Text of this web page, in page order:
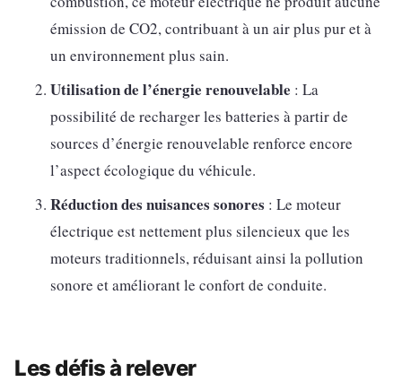
émission de CO2, contribuant à un air plus pur et à
un environnement plus sain.
Utilisation de l’énergie renouvelable : La
possibilité de recharger les batteries à partir de
sources d’énergie renouvelable renforce encore
l’aspect écologique du véhicule.
Réduction des nuisances sonores : Le moteur
électrique est nettement plus silencieux que les
moteurs traditionnels, réduisant ainsi la pollution
sonore et améliorant le confort de conduite.
Les défis à relever